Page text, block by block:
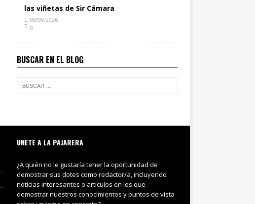
las viñetas de Sir Cámara
03/08/2026
0
BUSCAR EN EL BLOG
UNETE A LA PAJARERA
¿A quién no le gustaría tener la oportunidad de
demostrar sus dotes como redactor/a, incluyendo
noticias interesantes o artículos en los que
demostrar nuestros conocimientos y puntos de vista